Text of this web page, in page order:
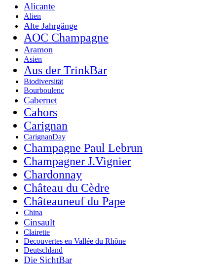
Alicante
Alien
Alte Jahrgänge
AOC Champagne
Aramon
Asien
Aus der TrinkBar
Biodiversität
Bourboulenc
Cabernet
Cahors
Carignan
CarignanDay
Champagne Paul Lebrun
Champagner J.Vignier
Chardonnay
Château du Cèdre
Châteauneuf du Pape
China
Cinsault
Clairette
Decouvertes en Vallée du Rhône
Deutschland
Die SichtBar